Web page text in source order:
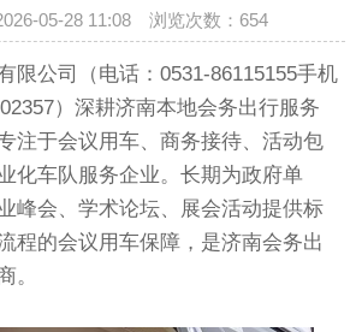
05-28 11:08 浏览次数： 654
限公司（电话：0531-86115155手机
）深耕济南本地会务出行服务
注于会议用车、商务接待、活动包
化车队服务企业。长期为政府单
峰会、学术论坛、展会活动提供标
程的会议用车保障，是济南会务出
。